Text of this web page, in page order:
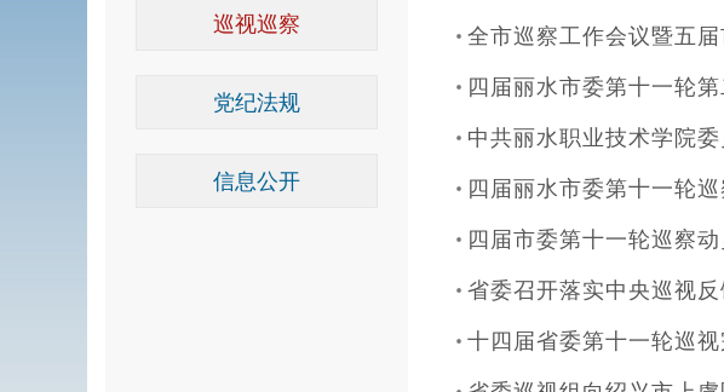
巡视巡察
党纪法规
信息公开
全市巡察工作会议暨五
四届丽水市委第十一轮
中共丽水职业技术学院
四届丽水市委第十一轮
四届市委第十一轮巡察
省委召开落实中央巡视
十四届省委第十一轮巡